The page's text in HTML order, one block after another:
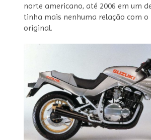
norte americano, até 2006 em um
tinha mais nenhuma relação com
original.